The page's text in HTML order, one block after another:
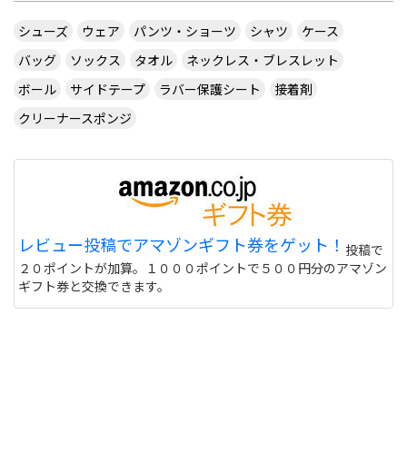
シューズ ウェア パンツ・ショーツ シャツ
ケース
バッグ
ソックス タオル
ネックレス・ブレスレット
ボール
サイドテープ ラバー保護シート
接着剤
クリーナースポンジ
レビュー投稿でアマゾンギフト券をゲット！ 投稿で
２０ポイントが加算。１０００ポイントで５００円分のアマゾン
ギフト券と交換できます。